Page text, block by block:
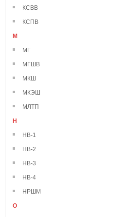
КСВВ
КСПВ
М
МГ
МГШВ
МКШ
МКЭШ
МЛТП
Н
НВ-1
НВ-2
НВ-3
НВ-4
НРШМ
О